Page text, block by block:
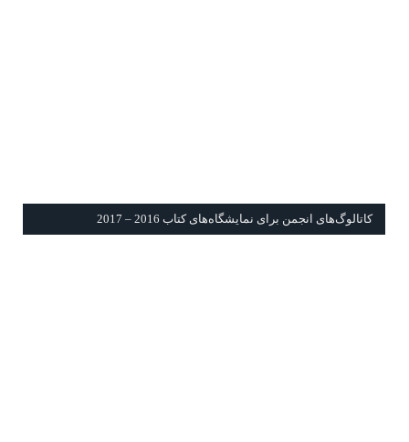
كاتالوگ‌های انجمن برای نمايشگاه‌های كتاب 2016 – 2017